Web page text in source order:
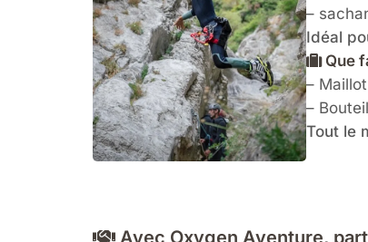
–
Idéal
Que
–
–
Tout le
Avec Oxygen Aventure,